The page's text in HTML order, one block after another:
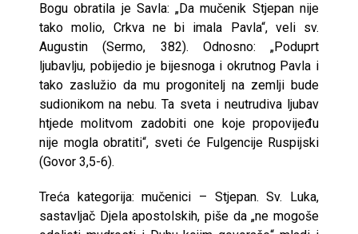
Bogu obratila je Savla: „Da mučenik Stjepan nije
tako molio, Crkva ne bi imala Pavla“, veli sv.
Augustin (Sermo, 382). Odnosno: „Poduprt
ljubavlju, pobijedio je bijesnoga i okrutnog Pavla i
tako zaslužio da mu progonitelj na zemlji bude
sudionikom na nebu. Ta sveta i neutrudiva ljubav
htjede molitvom zadobiti one koje propovijeđu
nije mogla obratiti“, sveti će Fulgencije Ruspijski
(Govor 3,5-6).
Treća kategorija: mučenici – Stjepan. Sv. Luka,
sastavljač Djela apostolskih, piše da „ne mogoše